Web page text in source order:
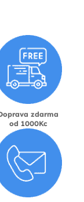
zdarma
od 1000Kc